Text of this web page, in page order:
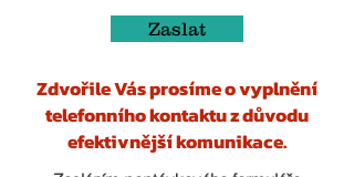
Zaslat
Zdvořile Vás prosíme o vyplnění
telefonního kontaktu z důvodu
efektivnější komunikace.